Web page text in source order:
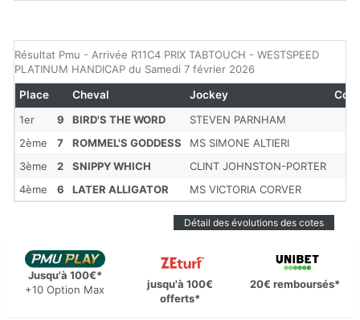
Résultat Pmu - Arrivée R11C4 PRIX TABTOUCH - WESTSPEED
PLATINUM HANDICAP du Samedi 7 février 2026
1er 9 BIRD'S THE WORD
STEVEN PARNHAM
2ème
7 ROMMEL'S GODDESS
MS SIMONE ALTIERI
3ème
2 SNIPPY WHICH
CLINT JOHNSTON-PORTER
4ème
6 LATER ALLIGATOR MS VICTORIA CORVER
Place Cheval Jockey Cote
Détail des évolutions des cotes
Jusqu'à 100€*
+10 Option Max
jusqu'à 100€
offerts*
20€ remboursés*